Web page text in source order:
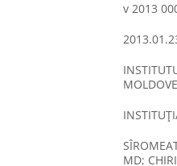
v 2013
MD;